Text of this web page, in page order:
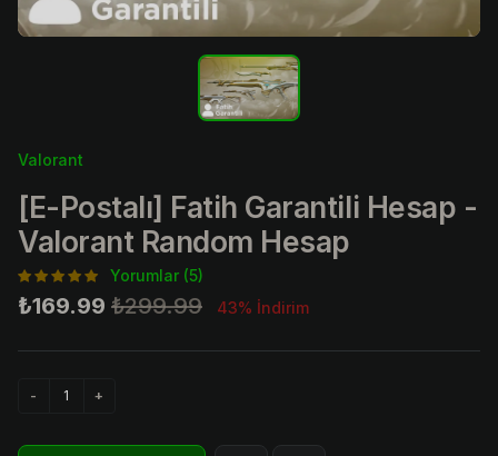
Valorant
[E-Postalı] Fatih Garantili Hesap -
Valorant Random Hesap
Yorumlar (5)
₺169.99 ₺299.99 43% İndirim